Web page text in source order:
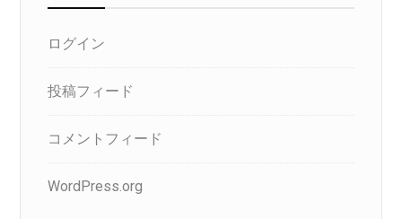
ログイン
投稿フィード
コメントフィード
WordPress.org